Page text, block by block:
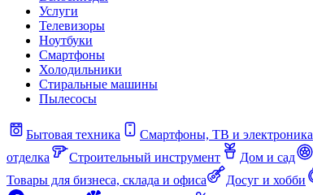
Услуги
Телевизоры
Ноутбуки
Смартфоны
Холодильники
Стиральные машины
Пылесосы
Бытовая техника Смартфоны, ТВ и электроника
отделка
Строительный инструмент Дом и сад
Товары для бизнеса, склада и офиса
Досуг и хобби